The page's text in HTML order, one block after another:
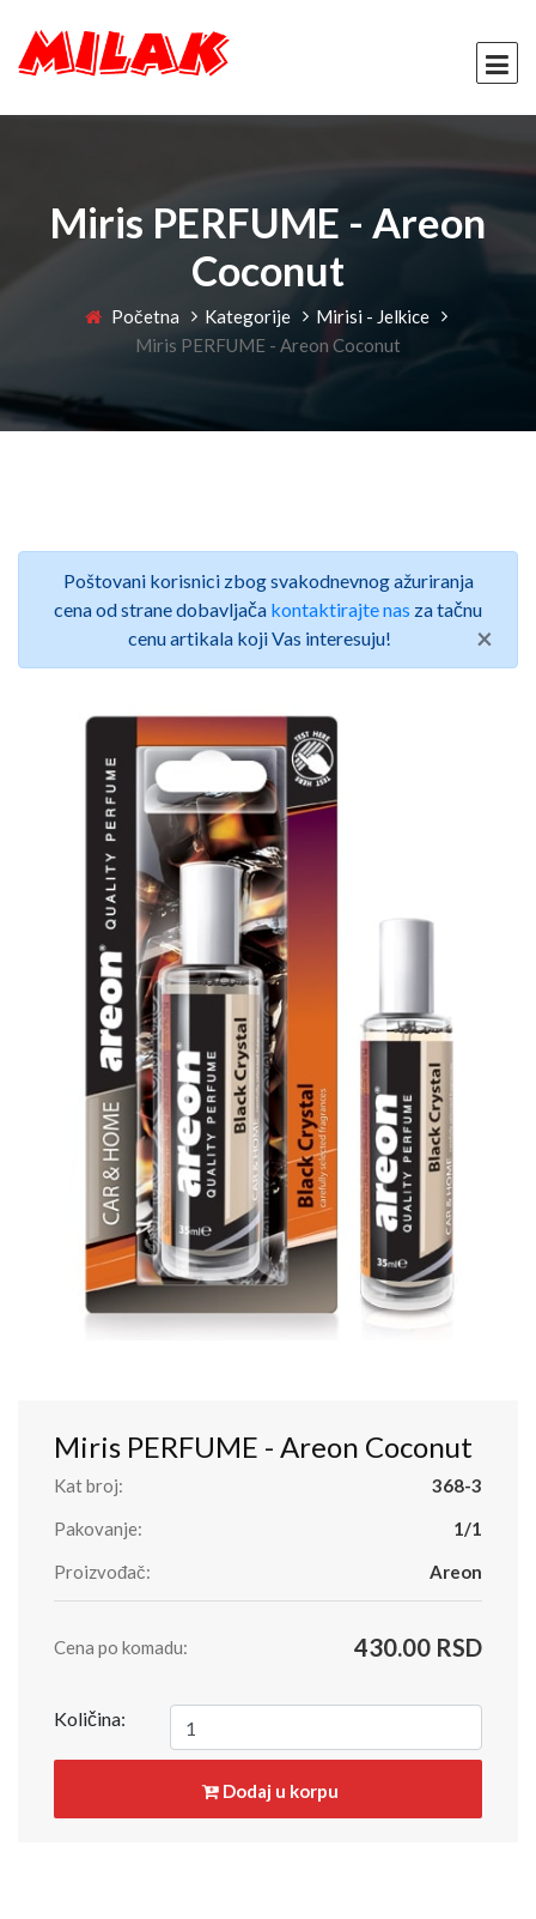
Miris PERFUME - Areon
Coconut
Početna Kategorije
Mirisi - Jelkice
Miris PERFUME - Areon Coconut
Poštovani korisnici zbog svakodnevnog ažuriranja
cena od strane dobavljača kontaktirajte nas za tačnu
cenu artikala koji Vas interesuju!
×
Miris PERFUME - Areon Coconut
Kat broj:
368-3
Pakovanje:
1/1
Proizvođač:
Areon
Cena po komadu: 430.00 RSD
Količina:
Dodaj u korpu